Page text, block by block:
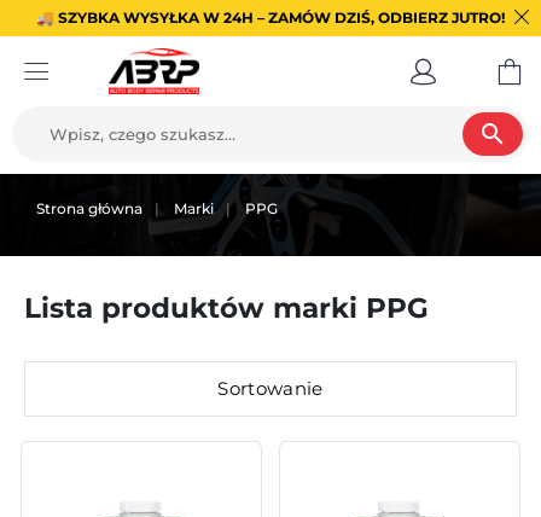
🚚 SZYBKA WYSYŁKA W 24H – ZAMÓW DZIŚ, ODBIERZ JUTRO!
search
Strona główna Marki PPG
Lista produktów marki PPG
Sortowanie